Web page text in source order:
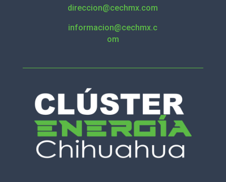
direccion@cechmx.com
informacion@cechmx.c
om